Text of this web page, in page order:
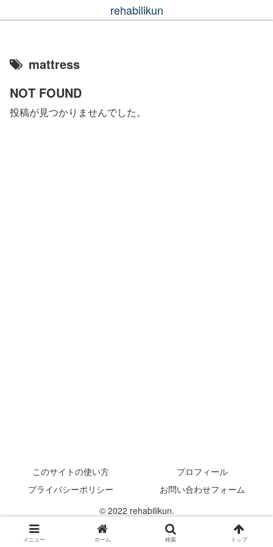
rehabilikun
mattress
NOT FOUND
投稿が見つかりませんでした。
このサイトの使い方
プロフィール
プライバシーポリシー
お問い合わせフォーム
© 2022 rehabilikun.
メニュー ホーム 検索 トップ